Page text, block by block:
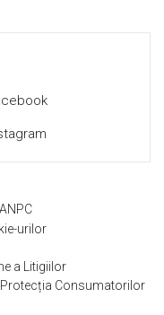
ANPC
urilor